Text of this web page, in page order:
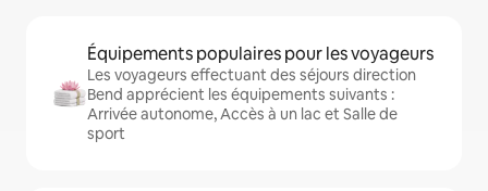
Équipements populaires pour les voyageurs
Les voyageurs effectuant des séjours direction
Bend apprécient les équipements suivants :
Arrivée autonome, Accès à un lac et Salle de
sport